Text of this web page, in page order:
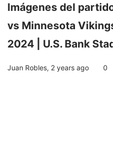
Imágenes del
vs Minnesota
2024 | U.S. Bank
Juan Robles, 2 years ago 0